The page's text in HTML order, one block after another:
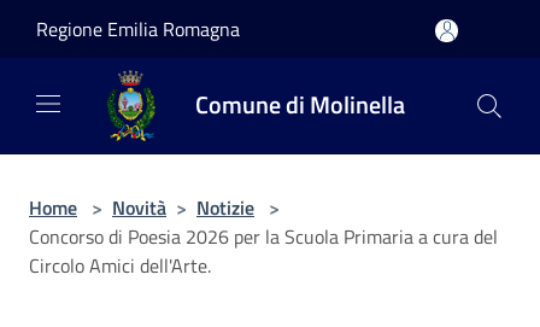
Regione Emilia Romagna
Comune di Molinella
Home > Novità > Notizie >
Concorso di Poesia 2026 per la Scuola Primaria a cura del
Circolo Amici dell'Arte.